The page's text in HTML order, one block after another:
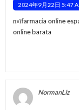
2024年9月22日 5:47
п»їfarmacia online
online barata
NormanLiz